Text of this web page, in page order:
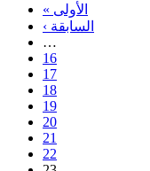
« الأولى
‹ السابقة
…
16
17
18
19
20
21
22